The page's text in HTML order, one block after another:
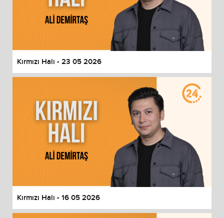
Kırmızı Halı - 23 05 2026
Kırmızı Halı - 16 05 2026